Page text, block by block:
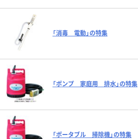
「消毒 電動」の特集
「ポンプ 家庭用 排水」の特集
「ポータブル 掃除機」の特集